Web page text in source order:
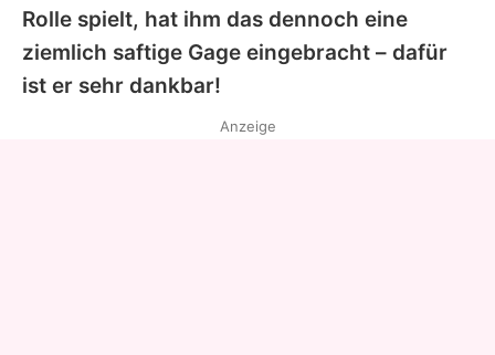
Rolle spielt, hat ihm das dennoch eine
ziemlich saftige Gage eingebracht – dafür
ist er sehr dankbar!
Anzeige